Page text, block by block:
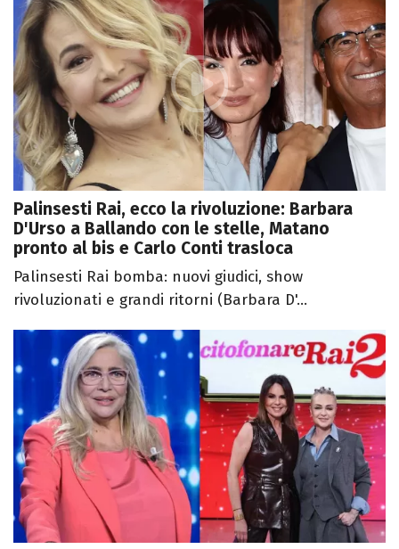
Palinsesti Rai, ecco la rivoluzione: Barbara
D'Urso a Ballando con le stelle, Matano
pronto al bis e Carlo Conti trasloca
Palinsesti Rai bomba: nuovi giudici, show
rivoluzionati e grandi ritorni (Barbara D'...